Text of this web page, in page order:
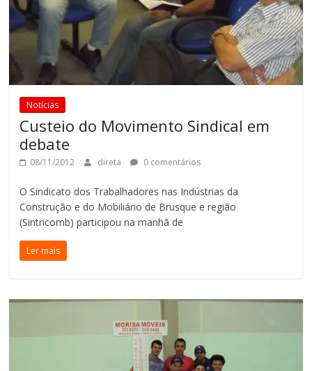
Notícias
Custeio do Movimento Sindical em
debate
08/11/2012 direta 0 comentários
O Sindicato dos Trabalhadores nas Indústrias da
Construção e do Mobiliário de Brusque e região
(Sintricomb) participou na manhã de
Ler mais